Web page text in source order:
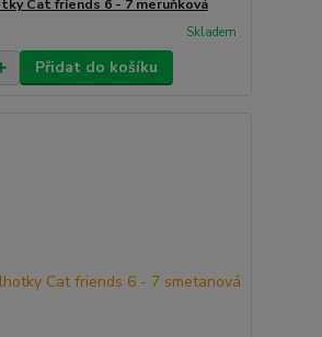
Cat friends 6 - 7 meruňková
Skladem
Přidat do košíku